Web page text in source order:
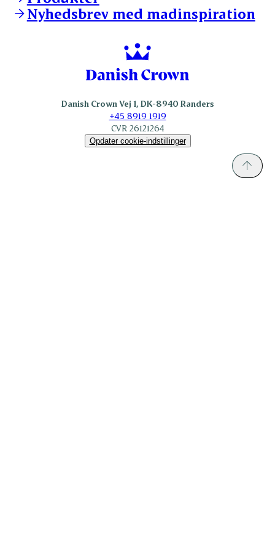
nordicspoor.com
Scanhide.dk
Nyhedsbrev med madinspiration
Danish Crown Vej 1, DK-8940 Randers
+45 8919 1919
CVR 26121264
Opdater cookie-indstillinger